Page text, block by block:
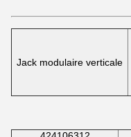
Jack modulaire verticale